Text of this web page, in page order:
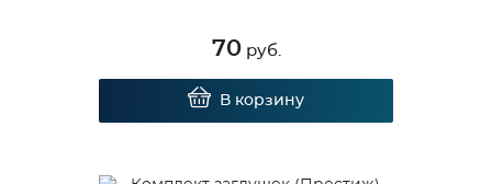
70руб.
В корзину